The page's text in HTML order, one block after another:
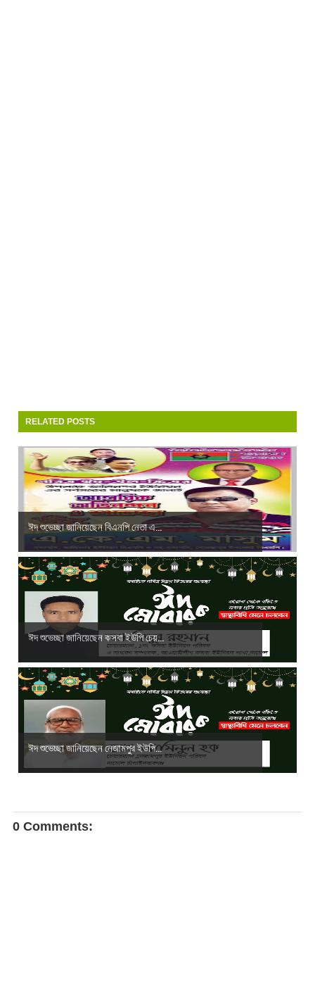
RELATED POSTS
ঈদ শুভেচ্ছা জানিয়েছেন বিএনপি নেতা এ...
ঈদ শুভেচ্ছা জানিয়েছেন কসবা ইউপি চেয়...
ঈদ শুভেচ্ছা জানিয়েছেন নেজামপুর ইউপি...
0 Comments: